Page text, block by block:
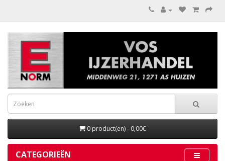
0 product(en) - 0,00€
CATEGORIEËN